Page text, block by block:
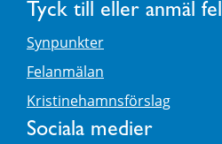
Tyck till eller anmäl fel
Synpunkter
Felanmälan
Kristinehamnsförslag
Sociala medier